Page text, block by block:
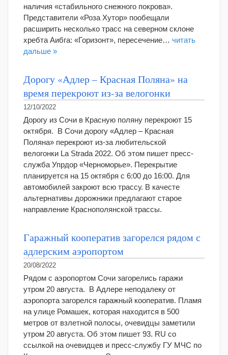
наличия «стабильного снежного покрова».
Представители «Роза Хутор» пообещали
расширить несколько трасс на северном склоне
хребта Аибга: «Горизонт», пересечение… читать
дальше »
Дорогу «Адлер – Красная Поляна» на
время перекроют из-за велогонки
12/10/2022
Дорогу из Сочи в Красную поляну перекроют 15
октября. В Сочи дорогу «Адлер – Красная
Поляна» перекроют из-за любительской
велогонки La Strada 2022. Об этом пишет пресс-
служба Упрдор «Черноморье». Перекрытие
планируется на 15 октября с 6:00 до 16:00. Для
автомобилей закроют всю трассу. В качесте
альтернативы дорожники предлагают старое
направление Краснополянской трассы.
Гаражный кооператив загорелся рядом с
адлерским аэропортом
20/08/2022
Рядом с аэропортом Сочи загорелись гаражи
утром 20 августа. В Адлере неподалеку от
аэропорта загорелся гаражный кооператив. Пламя
на улице Ромашек, которая находится в 500
метров от взлетной полосы, очевидцы заметили
утром 20 августа. Об этом пишет 93. RU со
ссылкой на очевидцев и пресс-службу ГУ МЧС по